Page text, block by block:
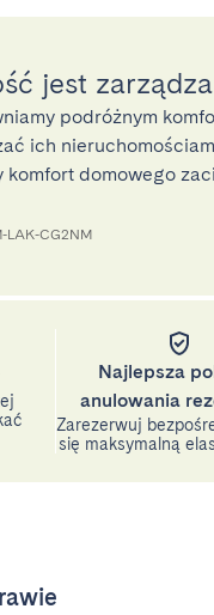
jest
podróżnym
ich
komfort domowego
LAK-CG2NM
Najlepsza
anulowania
Zarezerwuj
się maksymalną